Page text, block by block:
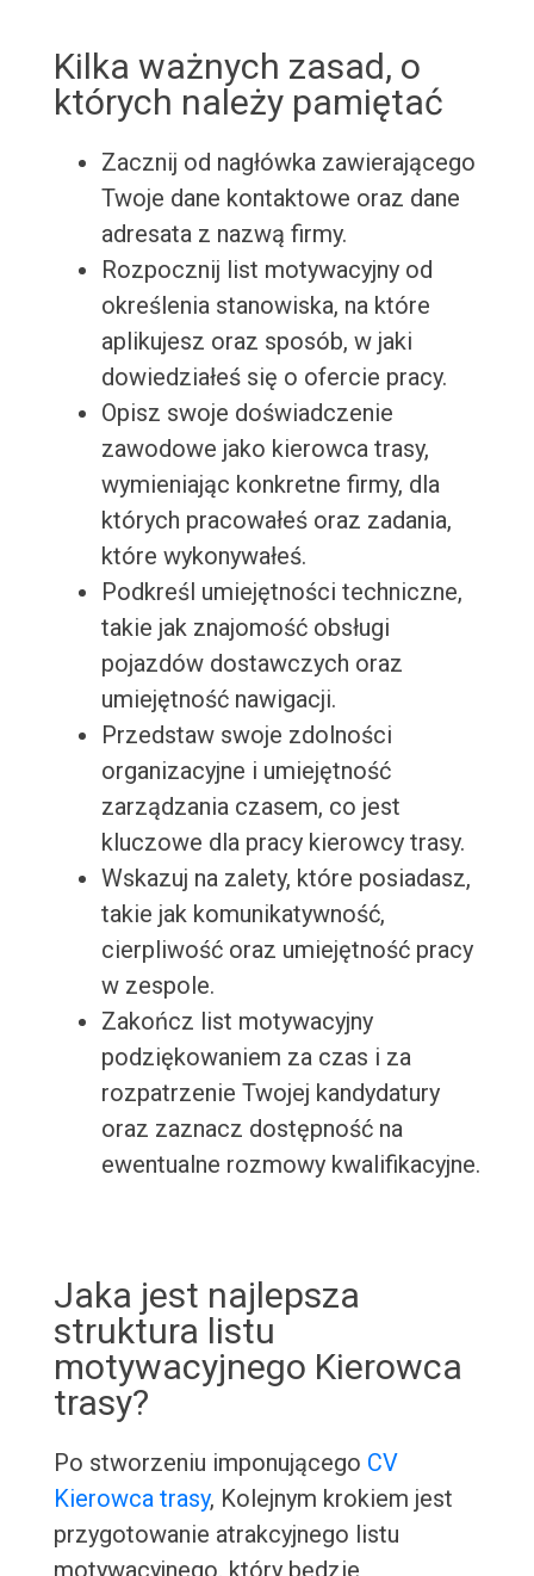
Kilka ważnych zasad, o
których należy pamiętać
Zacznij od nagłówka zawierającego
Twoje dane kontaktowe oraz dane
adresata z nazwą firmy.
Rozpocznij list motywacyjny od
określenia stanowiska, na które
aplikujesz oraz sposób, w jaki
dowiedziałeś się o ofercie pracy.
Opisz swoje doświadczenie
zawodowe jako kierowca trasy,
wymieniając konkretne firmy, dla
których pracowałeś oraz zadania,
które wykonywałeś.
Podkreśl umiejętności techniczne,
takie jak znajomość obsługi
pojazdów dostawczych oraz
umiejętność nawigacji.
Przedstaw swoje zdolności
organizacyjne i umiejętność
zarządzania czasem, co jest
kluczowe dla pracy kierowcy trasy.
Wskazuj na zalety, które posiadasz,
takie jak komunikatywność,
cierpliwość oraz umiejętność pracy
w zespole.
Zakończ list motywacyjny
podziękowaniem za czas i za
rozpatrzenie Twojej kandydatury
oraz zaznacz dostępność na
ewentualne rozmowy kwalifikacyjne.
Jaka jest najlepsza
struktura listu
motywacyjnego Kierowca
trasy?
Po stworzeniu imponującego CV
Kierowca trasy, Kolejnym krokiem jest
przygotowanie atrakcyjnego listu
motywacyjnego, który będzie